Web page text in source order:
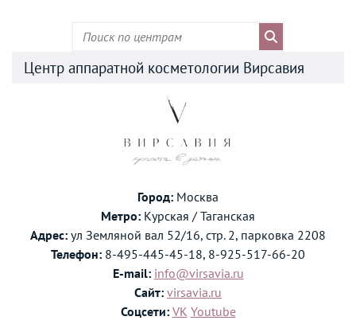
Центр аппаратной косметологии Вирсавия
Город: Москва
Метро: Курская / Таганская
Адрес: ул Земляной вал 52/16, стр. 2, парковка 2208
Телефон: 8-495-445-45-18, 8-925-517-66-20
E-mail: info@virsavia.ru
Сайт: virsavia.ru
Соцсети: VK Youtube